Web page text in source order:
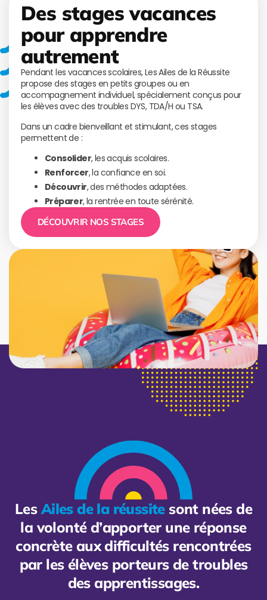
Des stages vacances
pour apprendre
autrement
Pendant les vacances scolaires, Les Ailes de la Réussite
propose des stages en petits groupes ou en
accompagnement individuel, spécialement conçus pour
les élèves avec des troubles DYS, TDA/H ou TSA.
Dans un cadre bienveillant et stimulant, ces stages
permettent de :
Consolider, les acquis scolaires.
Renforcer, la confiance en soi.
Découvrir, des méthodes adaptées.
Préparer, la rentrée en toute sérénité.
DÉCOUVRIR NOS STAGES
LesAiles de la réussitesont nées de
la volonté d’apporter une réponse
concrète aux difficultés rencontrées
par les élèves porteurs de troubles
des apprentissages.